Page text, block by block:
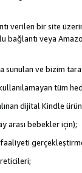
verilen bir site
bağlantı veya
sunulan ve bizim
tüm
dijital Kindle
arası bebekler için);
faaliyeti